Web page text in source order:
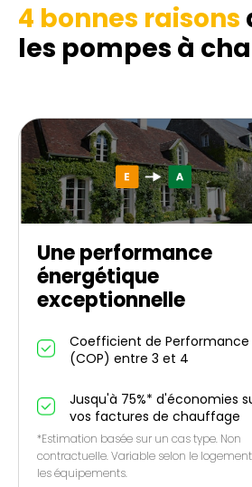
4 bonnes raisons
les pompes à
Une performance
énergétique
exceptionnelle
Coefficient de Performance
(COP) entre 3 et 4
Jusqu'à 75%* d'économies
vos factures de chauffage
*Estimation basée sur un cas type. Non
contractuelle. Variable selon le
les équipements.